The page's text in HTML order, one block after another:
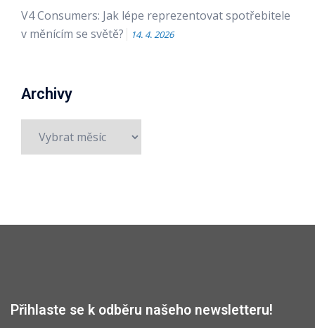
V4 Consumers: Jak lépe reprezentovat spotřebitele
v měnícím se světě?
14. 4. 2026
Archivy
Přihlaste se k odběru našeho newsletteru!